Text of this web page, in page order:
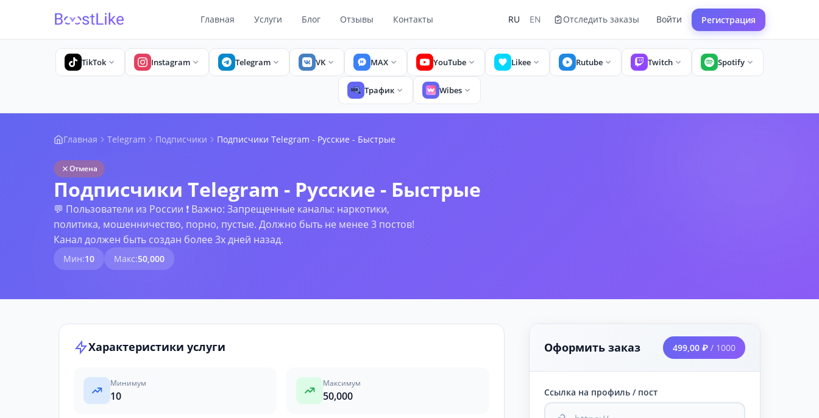
Главная Услуги Блог Отзывы Контакты RU EN Отследить заказы Войти Регистрация
TikTok Instagram Telegram VK MAX YouTube Likee Rutube Twitch Spotify
Трафик Wibes
Главная Telegram Подписчики Подписчики Telegram - Русские - Быстрые
Отмена
Подписчики Telegram - Русские - Быстрые
💬 Пользователи из России ❗ Важно: Запрещенные каналы: наркотики,
политика, мошенничество, порно, пустые. Должно быть не менее 3 постов!
Канал должен быть создан более 3х дней назад.
Мин:10 Макс:50,000
Характеристики услуги
Минимум
10
Максимум
50,000
Оформить заказ 499,00 ₽ / 1000
Ссылка на профиль / пост